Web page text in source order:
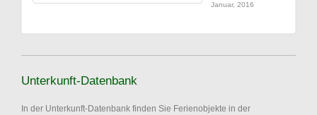
Januar, 2016
Unterkunft-Datenbank
In der Unterkunft-Datenbank finden Sie Ferienobjekte in der